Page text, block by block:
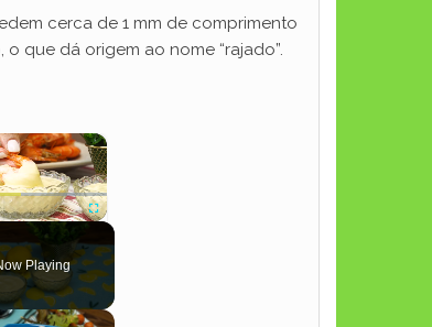
cerca de 1 mm de comprimento
que dá origem ao nome “rajado”.
×
Fullscreen
Playing